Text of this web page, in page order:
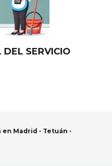
SERVICIO
en Madrid - Tetuán -